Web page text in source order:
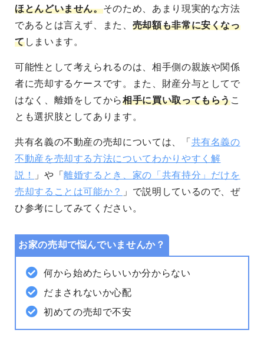
ほとんどいません。そのため、あまり現実的な方法
であるとは言えず、また、 売却額も非常に安くなっ
てしまいます。
可能性として考えられるのは、相手側の親族や関係
者に売却するケースです。また、財産分与としてで
はなく、離婚をしてから相手に買い取ってもらうこ
とも選択肢としてあります。
共有名義の不動産の売却については、「 共有名義の
不動産を売却する方法についてわかりやすく解
説！
」や「離婚するとき、家の「共有持分」だけを
売却することは可能か？ 」で説明しているので、ぜ
ひ参考にしてみてください。
お家の売却で悩んでいませんか？
何から始めたらいいか分からない
だまされないか心配
初めての売却で不安